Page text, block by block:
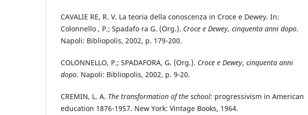
CAVALIE RE, R. V. La teoria della conoscenza in Croce e Dewey. In:
Colonnello , P.; Spadafo ra G. (Org.). Croce e Dewey, cinquenta anni dopo.
Napoli: Bibliopolis, 2002, p. 179-200.
COLONNELLO, P.; SPADAFORA, G. (Org.). Croce e Dewey, cinquenta anni
dopo. Napoli: Bibliopolis, 2002, p. 9-20.
CREMIN, L. A. The transformation of the school: progressivism in American
education 1876-1957. New York: Vintage Books, 1964.